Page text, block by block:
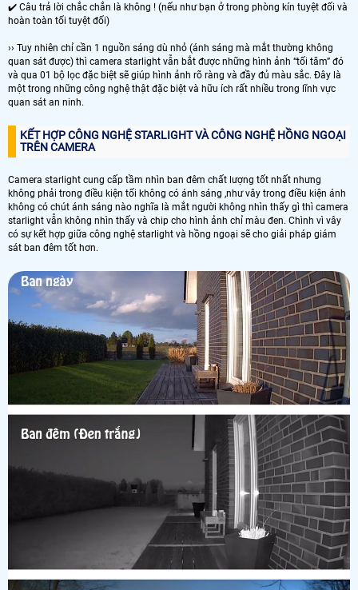
✔️ Câu trả lời chắc chắn là không ! (nếu như bạn ở trong phòng kín tuyệt đối và
hoàn toàn tối tuyệt đối)
›› Tuy nhiên chỉ cần 1 nguồn sáng dù nhỏ (ánh sáng mà mắt thường không
quan sát được) thì camera starlight vẫn bắt được những hình ảnh “tối tăm” đó
và qua 01 bộ lọc đặc biệt sẽ giúp hình ảnh rõ ràng và đầy đủ màu sắc. Đây là
một trong những công nghệ thật đặc biệt và hữu ích rất nhiều trong lĩnh vực
quan sát an ninh.
KẾT HỢP CÔNG NGHỆ STARLIGHT VÀ CÔNG NGHỆ HỒNG NGOẠI
TRÊN CAMERA
Camera starlight cung cấp tầm nhìn ban đêm chất lượng tốt nhất nhưng
không phải trong điều kiện tối không có ánh sáng ,như vây trong điều kiện ánh
không có chút ánh sáng nào nghĩa là mắt người không nhìn thấy gì thì camera
starlight vẫn không nhìn thấy và chip cho hình ảnh chỉ màu đen. Chình vì vây
có sự kết hợp giữa công nghệ starlight và hồng ngoại sẽ cho giải pháp giám
sát ban đêm tốt hơn.